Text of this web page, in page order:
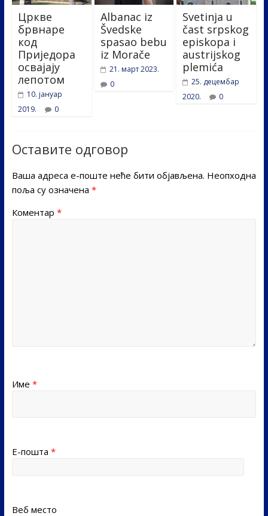
Цркве
брвнаре
код
Приједора
освајају
лепотом
10. јануар
2019.
0
Albanac iz
Švedske
spasao bebu
iz Morače
21. март 2023.
0
Svetinja u
čast srpskog
episkopa i
austrijskog
plemića
25. децембар
2020.
0
Оставите одговор
Ваша адреса е-поште неће бити објављена. Неопходна
поља су означена *
Коментар *
Име *
Е-пошта *
Веб место